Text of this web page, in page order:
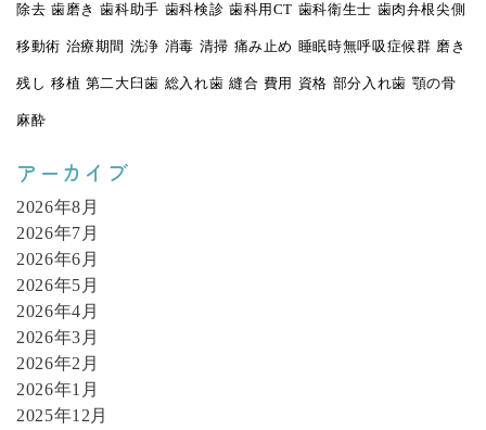
除去 歯磨き 歯科助手 歯科検診 歯科用CT 歯科衛生士 歯肉弁根尖側
移動術 治療期間 洗浄 消毒 清掃 痛み止め 睡眠時無呼吸症候群 磨き
残し 移植 第二大臼歯 総入れ歯 縫合 費用 資格 部分入れ歯 顎の骨
麻酔
アーカイブ
2026年8月
2026年7月
2026年6月
2026年5月
2026年4月
2026年3月
2026年2月
2026年1月
2025年12月